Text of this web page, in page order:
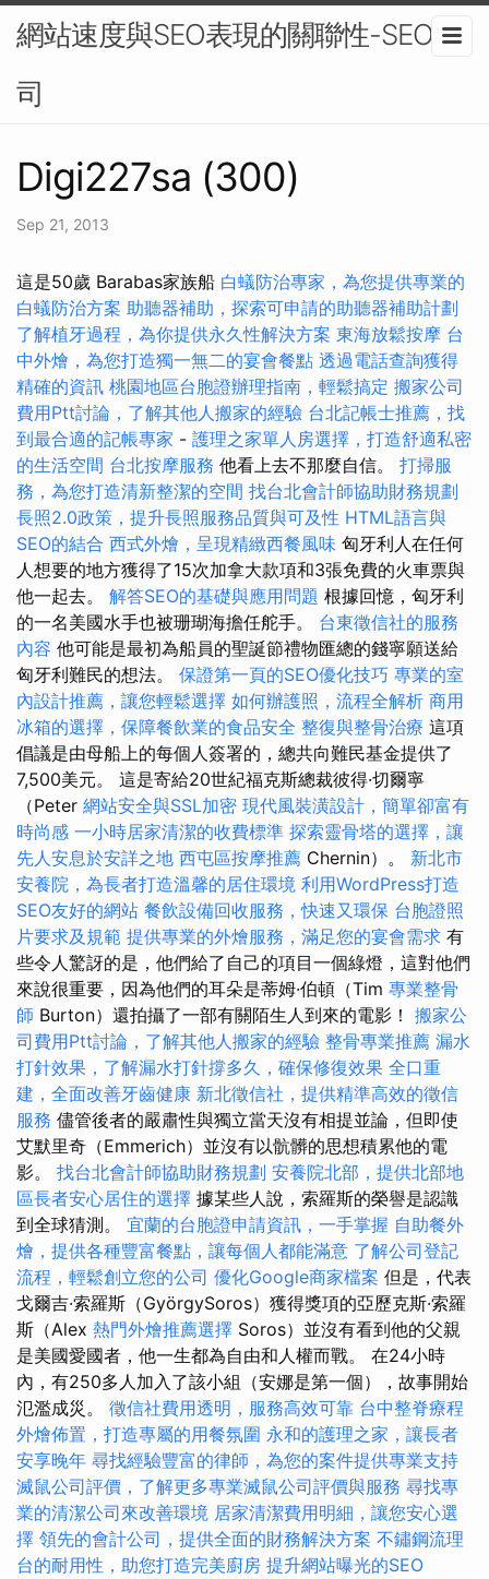
網站速度與SEO表現的關聯性-SEO公
司
Digi227sa (300)
Sep 21, 2013
這是50歲 Barabas家族船 白蟻防治專家，為您提供專業的
白蟻防治方案 助聽器補助，探索可申請的助聽器補助計劃
了解植牙過程，為你提供永久性解決方案 東海放鬆按摩 台
中外燴，為您打造獨一無二的宴會餐點 透過電話查詢獲得
精確的資訊 桃園地區台胞證辦理指南，輕鬆搞定 搬家公司
費用Ptt討論，了解其他人搬家的經驗 台北記帳士推薦，找
到最合適的記帳專家 - 護理之家單人房選擇，打造舒適私密
的生活空間 台北按摩服務 他看上去不那麼自信。 打掃服
務，為您打造清新整潔的空間 找台北會計師協助財務規劃
長照2.0政策，提升長照服務品質與可及性 HTML語言與
SEO的結合 西式外燴，呈現精緻西餐風味 匈牙利人在任何
人想要的地方獲得了15次加拿大款項和3張免費的火車票與
他一起去。 解答SEO的基礎與應用問題 根據回憶，匈牙利
的一名美國水手也被珊瑚海擔任舵手。 台東徵信社的服務
內容 他可能是最初為船員的聖誕節禮物匯總的錢寧願送給
匈牙利難民的想法。 保證第一頁的SEO優化技巧 專業的室
內設計推薦，讓您輕鬆選擇 如何辦護照，流程全解析 商用
冰箱的選擇，保障餐飲業的食品安全 整復與整骨治療 這項
倡議是由母船上的每個人簽署的，總共向難民基金提供了
7,500美元。 這是寄給20世紀福克斯總裁彼得·切爾寧
（Peter 網站安全與SSL加密 現代風裝潢設計，簡單卻富有
時尚感 一小時居家清潔的收費標準 探索靈骨塔的選擇，讓
先人安息於安詳之地 西屯區按摩推薦 Chernin）。 新北市
安養院，為長者打造溫馨的居住環境 利用WordPress打造
SEO友好的網站 餐飲設備回收服務，快速又環保 台胞證照
片要求及規範 提供專業的外燴服務，滿足您的宴會需求 有
些令人驚訝的是，他們給了自己的項目一個綠燈，這對他們
來說很重要，因為他們的耳朵是蒂姆·伯頓（Tim 專業整骨
師 Burton）還拍攝了一部有關陌生人到來的電影！ 搬家公
司費用Ptt討論，了解其他人搬家的經驗 整骨專業推薦 漏水
打針效果，了解漏水打針撐多久，確保修復效果 全口重
建，全面改善牙齒健康 新北徵信社，提供精準高效的徵信
服務 儘管後者的嚴肅性與獨立當天沒有相提並論，但即使
艾默里奇（Emmerich）並沒有以骯髒的思想積累他的電
影。 找台北會計師協助財務規劃 安養院北部，提供北部地
區長者安心居住的選擇 據某些人說，索羅斯的榮譽是認識
到全球猜測。 宜蘭的台胞證申請資訊，一手掌握 自助餐外
燴，提供各種豐富餐點，讓每個人都能滿意 了解公司登記
流程，輕鬆創立您的公司 優化Google商家檔案 但是，代表
戈爾吉·索羅斯（GyörgySoros）獲得獎項的亞歷克斯·索羅
斯（Alex 熱門外燴推薦選擇 Soros）並沒有看到他的父親
是美國愛國者，他一生都為自由和人權而戰。 在24小時
內，有250多人加入了該小組（安娜是第一個），故事開始
氾濫成災。 徵信社費用透明，服務高效可靠 台中整脊療程
外燴佈置，打造專屬的用餐氛圍 永和的護理之家，讓長者
安享晚年 尋找經驗豐富的律師，為您的案件提供專業支持
滅鼠公司評價，了解更多專業滅鼠公司評價與服務 尋找專
業的清潔公司來改善環境 居家清潔費用明細，讓您安心選
擇 領先的會計公司，提供全面的財務解決方案 不鏽鋼流理
台的耐用性，助您打造完美廚房 提升網站曝光的SEO